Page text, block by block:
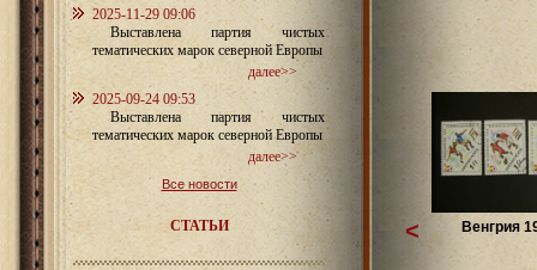
2025-11-29 09:06
Выставлена партия чистых
тематических марок северной Европы
далее>>
2025-09-24 09:53
Выставлена партия чистых
тематических марок северной Европы
далее>>
Все новости
СТАТЬИ Венгрия
<